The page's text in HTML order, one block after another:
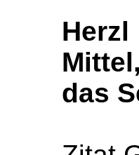
das